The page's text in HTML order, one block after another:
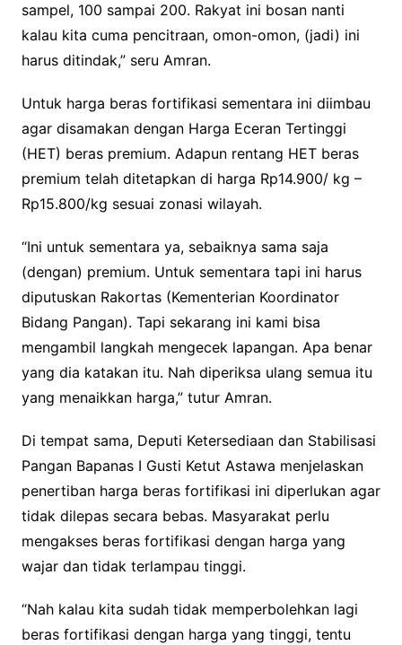
sampel, 100 sampai 200. Rakyat ini bosan nanti
kalau kita cuma pencitraan, omon-omon, (jadi) ini
harus ditindak,” seru Amran.
Untuk harga beras fortifikasi sementara ini diimbau
agar disamakan dengan Harga Eceran Tertinggi
(HET) beras premium. Adapun rentang HET beras
premium telah ditetapkan di harga Rp14.900/ kg –
Rp15.800/kg sesuai zonasi wilayah.
“Ini untuk sementara ya, sebaiknya sama saja
(dengan) premium. Untuk sementara tapi ini harus
diputuskan Rakortas (Kementerian Koordinator
Bidang Pangan). Tapi sekarang ini kami bisa
mengambil langkah mengecek lapangan. Apa benar
yang dia katakan itu. Nah diperiksa ulang semua itu
yang menaikkan harga,” tutur Amran.
Di tempat sama, Deputi Ketersediaan dan Stabilisasi
Pangan Bapanas I Gusti Ketut Astawa menjelaskan
penertiban harga beras fortifikasi ini diperlukan agar
tidak dilepas secara bebas. Masyarakat perlu
mengakses beras fortifikasi dengan harga yang
wajar dan tidak terlampau tinggi.
“Nah kalau kita sudah tidak memperbolehkan lagi
beras fortifikasi dengan harga yang tinggi, tentu